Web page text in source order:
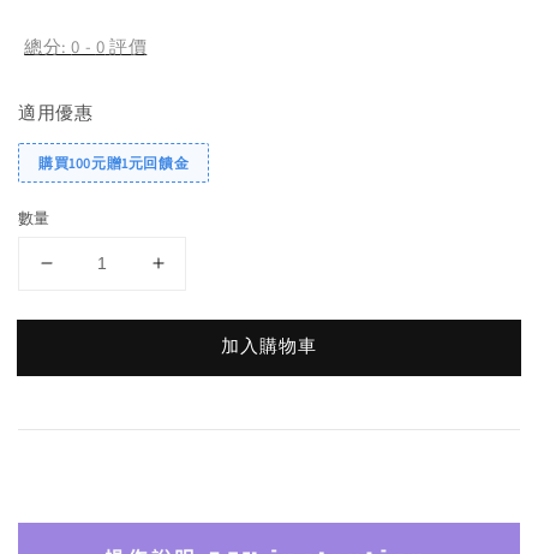
總分:0 - 0 評價
適用優惠
購買100元贈1元回饋金
數量
加入購物車